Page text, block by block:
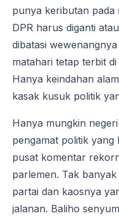
punya keributan pada
DPR harus diganti
dibatasi
matahari tetap terbit
Hanya keindahan
kasak kusuk politik
Hanya mungkin
pengamat politik yang
pusat komentar
parlemen. Tak
partai dan kaosnya
jalanan. Baliho